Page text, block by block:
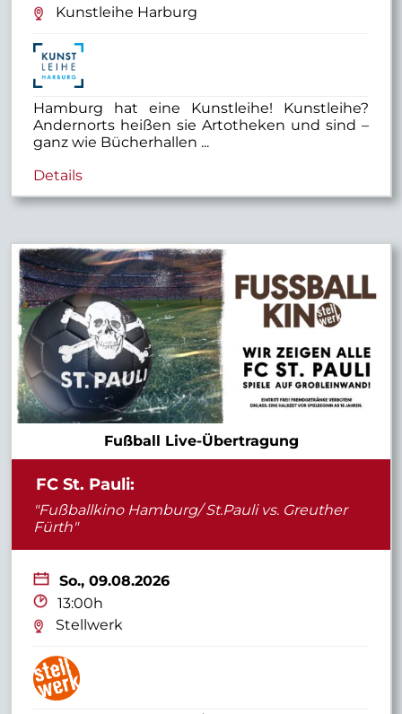
Kunstleihe Harburg
Hamburg hat eine Kunstleihe! Kunstleihe?
Andernorts heißen sie Artotheken und sind –
ganz wie Bücherhallen ...
Details
Fußball Live-Übertragung
FC St. Pauli:
"Fußballkino Hamburg/ St.Pauli vs. Greuther
Fürth"
So.,09.08.2026
13:00h
Stellwerk